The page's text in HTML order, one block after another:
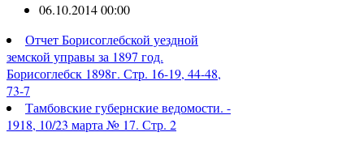
06.10.2014 00:00
Отчет Борисоглебской уездной
земской управы за 1897 год.
Борисоглебск 1898г. Стр. 16-19, 44-48,
73-7
Тамбовские губернские ведомости. -
1918, 10/23 марта № 17. Стр. 2